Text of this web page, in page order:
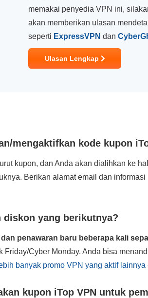
memakai penyedia VPN ini,
akan memberikan ulasan
seperti ExpressVPN dan
Ulasan Lengkap
mengaktifkan kode kupon
kupon, dan Anda akan dialihkan ke
Berikan alamat email dan
diskon yang berikutnya?
penawaran baru beberapa kali
Friday/Cyber Monday. Anda bisa
banyak promo VPN yang aktif lainnya
kupon iTop VPN untuk